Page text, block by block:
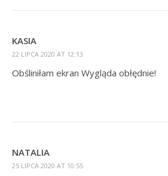
KASIA
22 LIPCA 2020 AT 12:13
Obśliniłam ekran Wygląda obłędnie!
NATALIA
25 LIPCA 2020 AT 10:55